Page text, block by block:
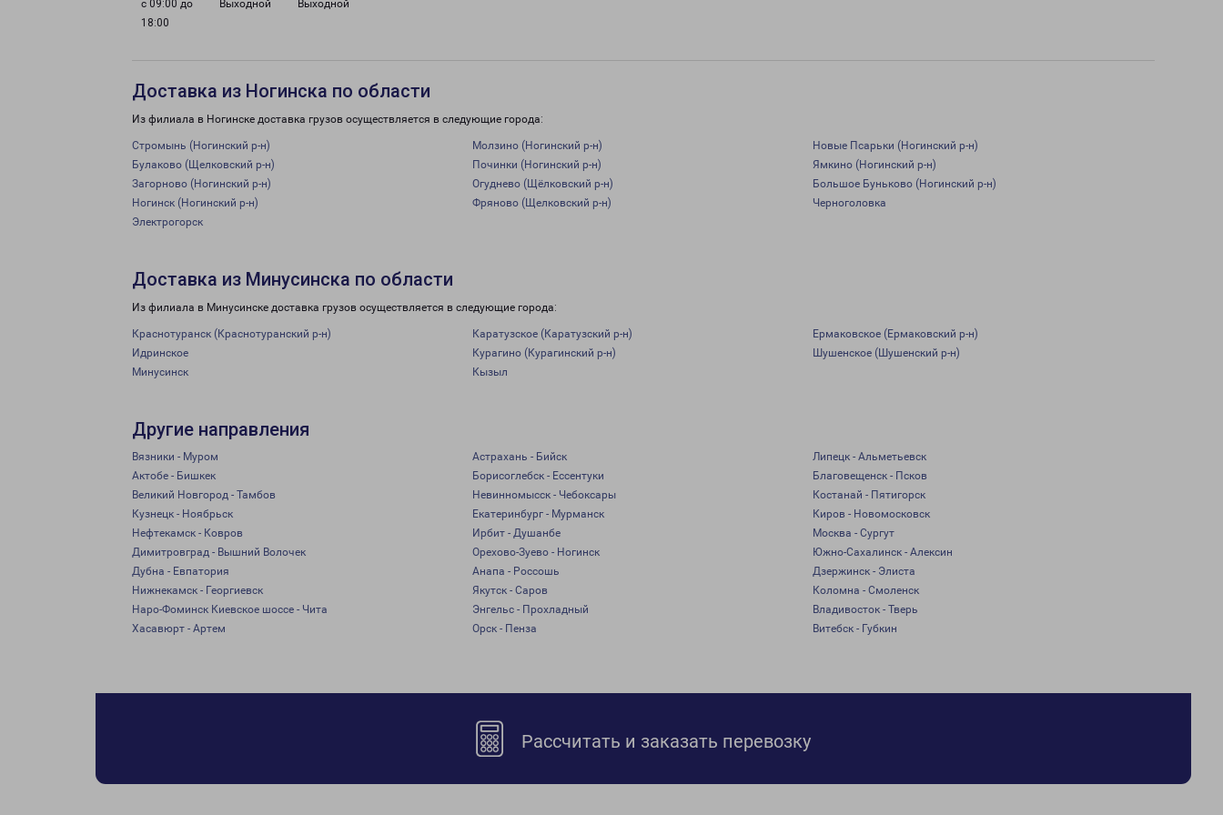
с 09:00 до
18:00
Выходной Выходной
Доставка из Ногинска по области
Из филиала в Ногинске доставка грузов осуществляется в следующие города:
Стромынь (Ногинский р-н) Молзино (Ногинский р-н)
Новые Псарьки (Ногинский р-н)
Булаково (Щелковский р-н)
Починки (Ногинский р-н)
Ямкино (Ногинский р-н)
Загорново (Ногинский р-н)
Огуднево (Щёлковский р-н)
Большое Буньково (Ногинский р-н)
Ногинск (Ногинский р-н)
Фряново (Щелковский р-н)
Черноголовка
Электрогорск
Доставка из Минусинска по области
Из филиала в Минусинске доставка грузов осуществляется в следующие города:
Краснотуранск (Краснотуранский р-н) Каратузское (Каратузский р-н)
Ермаковское (Ермаковский р-н)
Идринское
Курагино (Курагинский р-н)
Шушенское (Шушенский р-н)
Минусинск
Кызыл
Другие направления
Вязники - Муром Астрахань - Бийск
Липецк - Альметьевск
Актобе - Бишкек
Борисоглебск - Ессентуки
Благовещенск - Псков
Великий Новгород - Тамбов
Невинномысск - Чебоксары
Костанай - Пятигорск
Кузнецк - Ноябрьск
Екатеринбург - Мурманск
Киров - Новомосковск
Нефтекамск - Ковров
Ирбит - Душанбе
Москва - Сургут
Димитровград - Вышний Волочек
Орехово-Зуево - Ногинск
Южно-Сахалинск - Алексин
Дубна - Евпатория
Анапа - Россошь
Дзержинск - Элиста
Нижнекамск - Георгиевск
Якутск - Саров
Коломна - Смоленск
Наро-Фоминск Киевское шоссе - Чита
Энгельс - Прохладный
Владивосток - Тверь
Хасавюрт - Артем
Орск - Пенза Витебск - Губкин
Рассчитать и заказать перевозку